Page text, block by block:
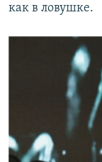
как в ловушке.